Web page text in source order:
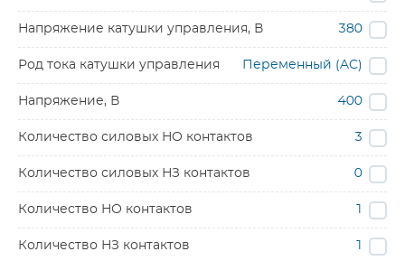
Напряжение катушки управления, В 380
Род тока катушки управления Переменный (AC)
Напряжение, В 400
Количество силовых НО контактов 3
Количество силовых НЗ контактов 0
Количество НО контактов
Количество НЗ контактов